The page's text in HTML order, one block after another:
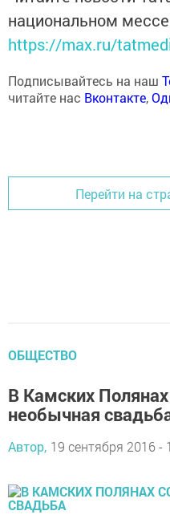
национальном
https://max.ru/
Подписывайтесь на наш
читайте нас Вконтакте,
Перейти на
ОБЩЕСТВО
В Камских
необычная
Автор, 19 сентября 2016 -